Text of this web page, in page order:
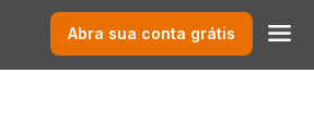
Abra sua conta grátis